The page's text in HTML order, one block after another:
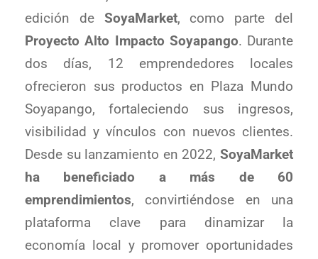
edición de SoyaMarket, como parte del
Proyecto Alto Impacto Soyapango. Durante
dos días, 12 emprendedores locales
ofrecieron sus productos en Plaza Mundo
Soyapango, fortaleciendo sus ingresos,
visibilidad y vínculos con nuevos clientes.
Desde su lanzamiento en 2022, SoyaMarket
ha beneficiado a más de 60
emprendimientos, convirtiéndose en una
plataforma clave para dinamizar la
economía local y promover oportunidades